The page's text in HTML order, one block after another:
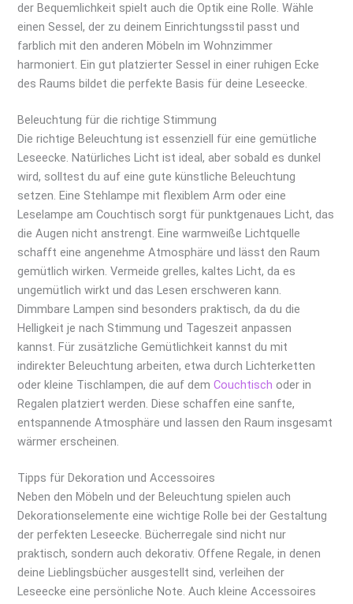
der Bequemlichkeit spielt auch die Optik eine Rolle. Wähle
einen Sessel, der zu deinem Einrichtungsstil passt und
farblich mit den anderen Möbeln im Wohnzimmer
harmoniert. Ein gut platzierter Sessel in einer ruhigen Ecke
des Raums bildet die perfekte Basis für deine Leseecke.
Beleuchtung für die richtige Stimmung
Die richtige Beleuchtung ist essenziell für eine gemütliche
Leseecke. Natürliches Licht ist ideal, aber sobald es dunkel
wird, solltest du auf eine gute künstliche Beleuchtung
setzen. Eine Stehlampe mit flexiblem Arm oder eine
Leselampe am Couchtisch sorgt für punktgenaues Licht, das
die Augen nicht anstrengt. Eine warmweiße Lichtquelle
schafft eine angenehme Atmosphäre und lässt den Raum
gemütlich wirken. Vermeide grelles, kaltes Licht, da es
ungemütlich wirkt und das Lesen erschweren kann.
Dimmbare Lampen sind besonders praktisch, da du die
Helligkeit je nach Stimmung und Tageszeit anpassen
kannst. Für zusätzliche Gemütlichkeit kannst du mit
indirekter Beleuchtung arbeiten, etwa durch Lichterketten
oder kleine Tischlampen, die auf demCouchtisch oder in
Regalen platziert werden. Diese schaffen eine sanfte,
entspannende Atmosphäre und lassen den Raum insgesamt
wärmer erscheinen.
Tipps für Dekoration und Accessoires
Neben den Möbeln und der Beleuchtung spielen auch
Dekorationselemente eine wichtige Rolle bei der Gestaltung
der perfekten Leseecke. Bücherregale sind nicht nur
praktisch, sondern auch dekorativ. Offene Regale, in denen
deine Lieblingsbücher ausgestellt sind, verleihen der
Leseecke eine persönliche Note. Auch kleine Accessoires